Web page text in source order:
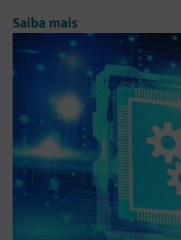
Saiba mais